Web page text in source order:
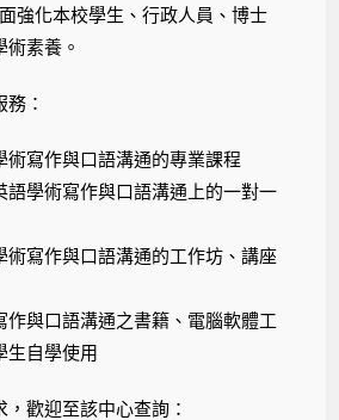
強化本校學生、行政人員、博士
素養。
：
術寫作與口語溝通的專業課程
語學術寫作與口語溝通上的一對一
術寫作與口語溝通的工作坊、講座
作與口語溝通之書籍、電腦軟體工
生自學使用
歡迎至該中心查詢：